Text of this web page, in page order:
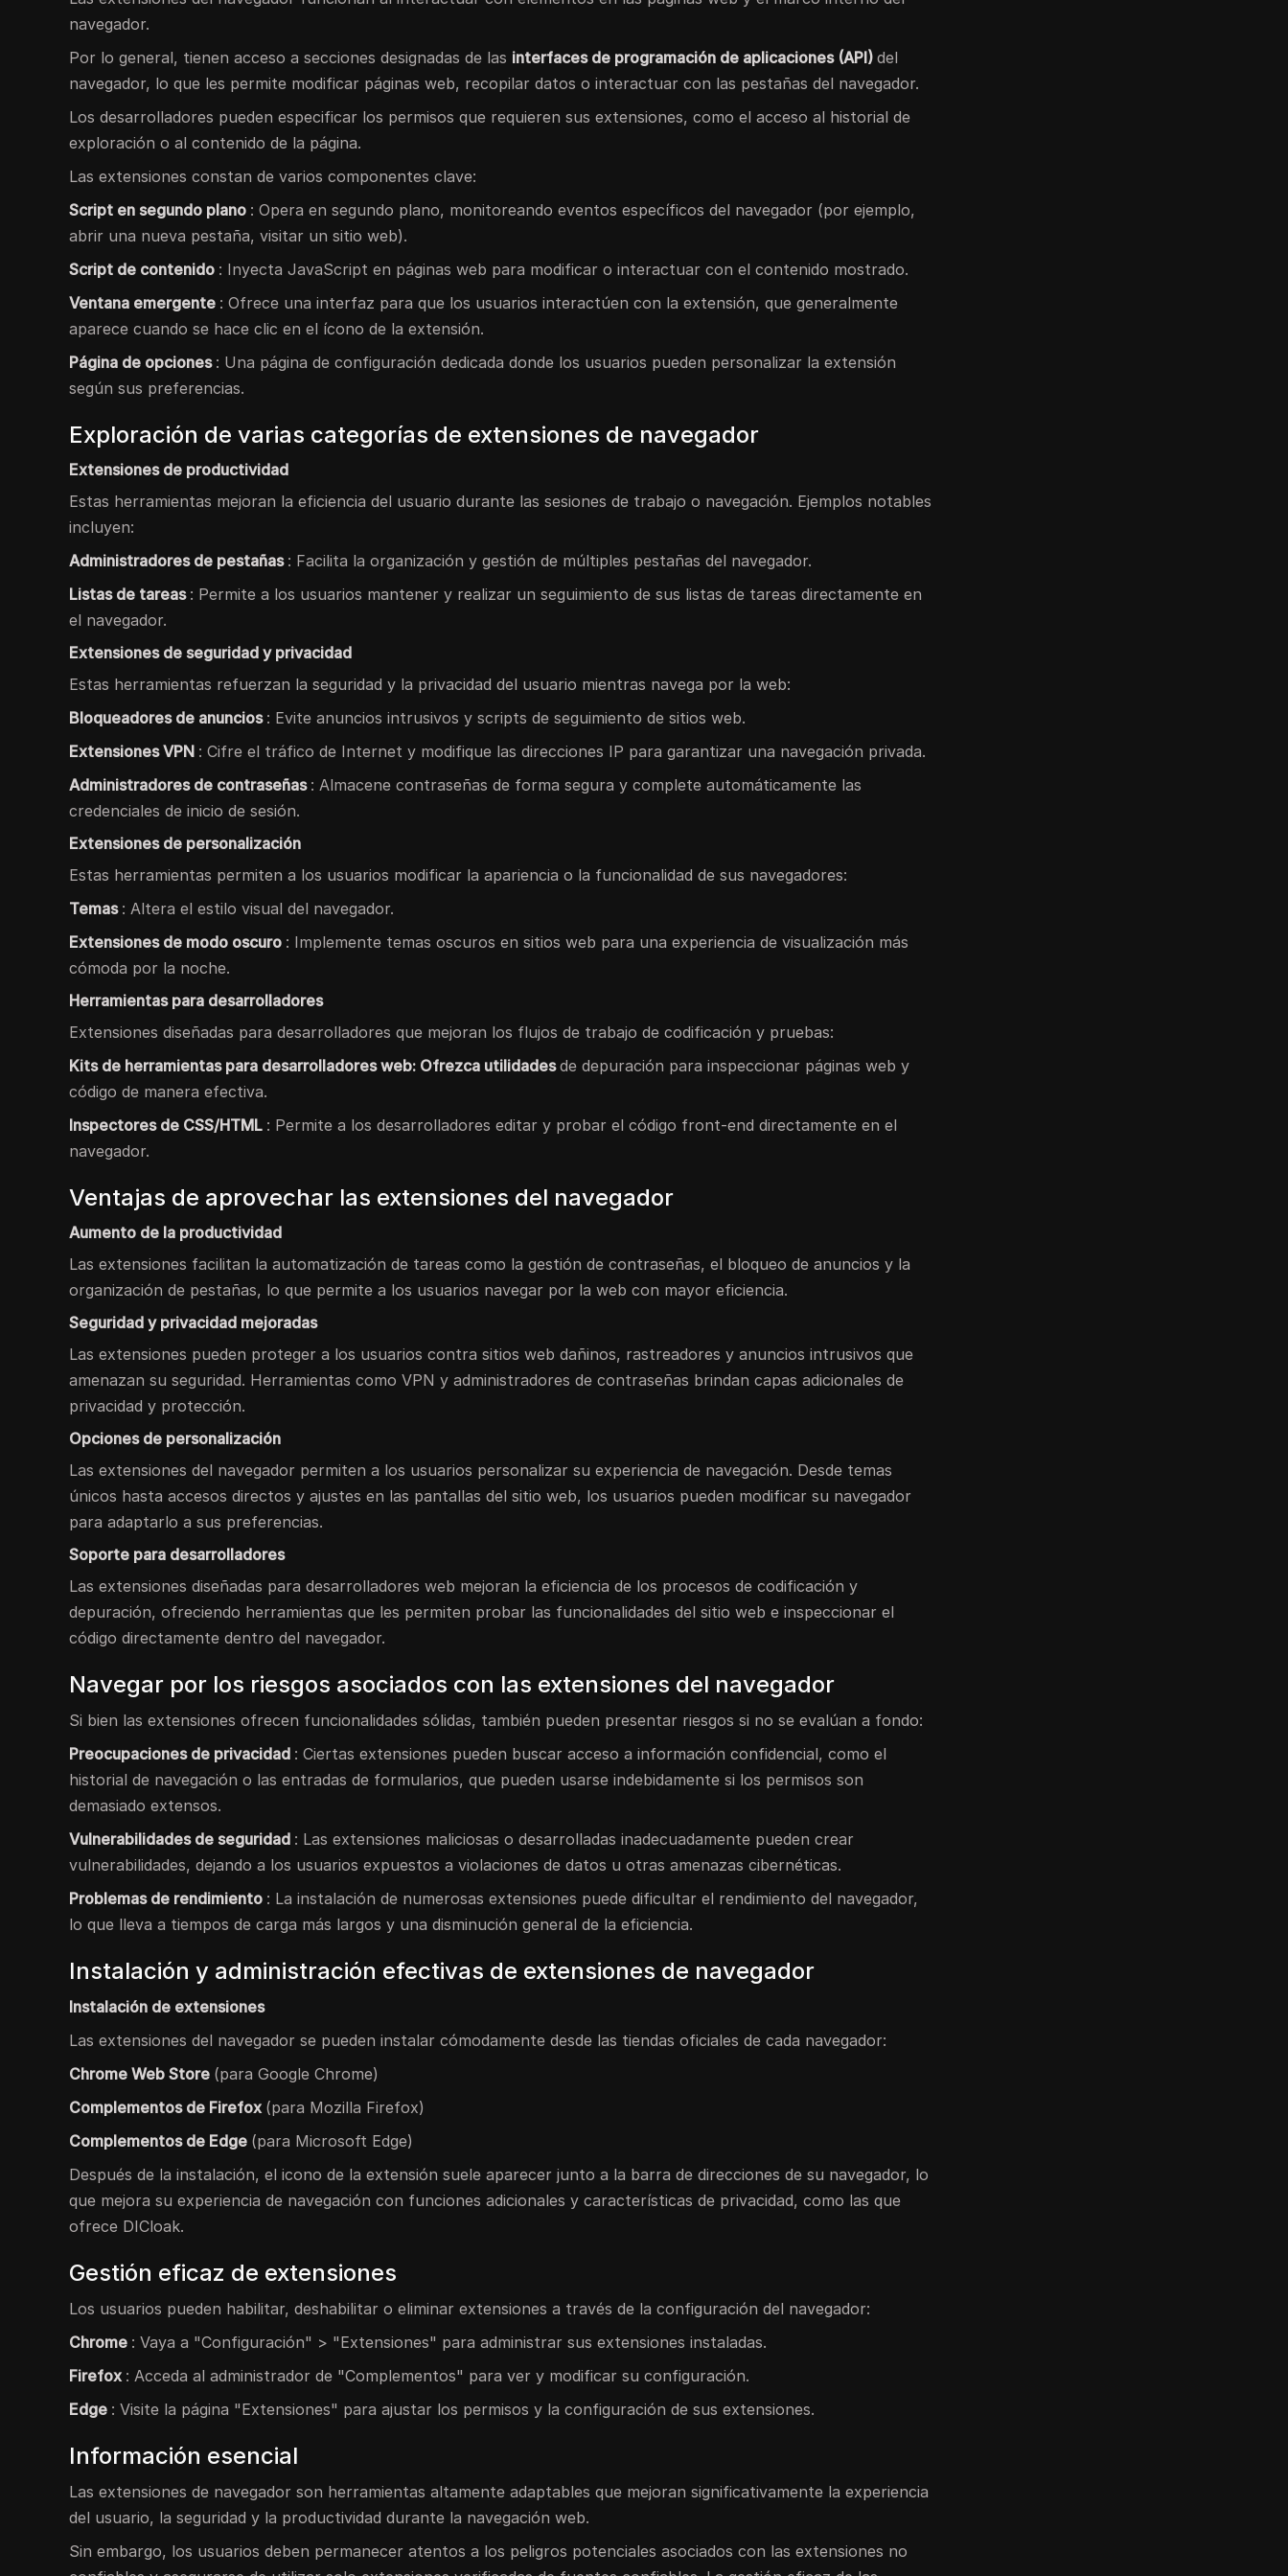
navegador.
Por lo general, tienen acceso a secciones designadas de las interfaces de programación de aplicaciones (API) del
navegador, lo que les permite modificar páginas web, recopilar datos o interactuar con las pestañas del navegador.
Los desarrolladores pueden especificar los permisos que requieren sus extensiones, como el acceso al historial de
exploración o al contenido de la página.
Las extensiones constan de varios componentes clave:
Script en segundo plano : Opera en segundo plano, monitoreando eventos específicos del navegador (por ejemplo,
abrir una nueva pestaña, visitar un sitio web).
Script de contenido : Inyecta JavaScript en páginas web para modificar o interactuar con el contenido mostrado.
Ventana emergente : Ofrece una interfaz para que los usuarios interactúen con la extensión, que generalmente
aparece cuando se hace clic en el ícono de la extensión.
Página de opciones : Una página de configuración dedicada donde los usuarios pueden personalizar la extensión
según sus preferencias.
Exploración de varias categorías de extensiones de navegador
Extensiones de productividad
Estas herramientas mejoran la eficiencia del usuario durante las sesiones de trabajo o navegación. Ejemplos notables
incluyen:
Administradores de pestañas : Facilita la organización y gestión de múltiples pestañas del navegador.
Listas de tareas : Permite a los usuarios mantener y realizar un seguimiento de sus listas de tareas directamente en
el navegador.
Extensiones de seguridad y privacidad
Estas herramientas refuerzan la seguridad y la privacidad del usuario mientras navega por la web:
Bloqueadores de anuncios : Evite anuncios intrusivos y scripts de seguimiento de sitios web.
Extensiones VPN : Cifre el tráfico de Internet y modifique las direcciones IP para garantizar una navegación privada.
Administradores de contraseñas : Almacene contraseñas de forma segura y complete automáticamente las
credenciales de inicio de sesión.
Extensiones de personalización
Estas herramientas permiten a los usuarios modificar la apariencia o la funcionalidad de sus navegadores:
Temas : Altera el estilo visual del navegador.
Extensiones de modo oscuro : Implemente temas oscuros en sitios web para una experiencia de visualización más
cómoda por la noche.
Herramientas para desarrolladores
Extensiones diseñadas para desarrolladores que mejoran los flujos de trabajo de codificación y pruebas:
Kits de herramientas para desarrolladores web: Ofrezca utilidadesde depuración para inspeccionar páginas web y
código de manera efectiva.
Inspectores de CSS/HTML : Permite a los desarrolladores editar y probar el código front-end directamente en el
navegador.
Ventajas de aprovechar las extensiones del navegador
Aumento de la productividad
Las extensiones facilitan la automatización de tareas como la gestión de contraseñas, el bloqueo de anuncios y la
organización de pestañas, lo que permite a los usuarios navegar por la web con mayor eficiencia.
Seguridad y privacidad mejoradas
Las extensiones pueden proteger a los usuarios contra sitios web dañinos, rastreadores y anuncios intrusivos que
amenazan su seguridad. Herramientas como VPN y administradores de contraseñas brindan capas adicionales de
privacidad y protección.
Opciones de personalización
Las extensiones del navegador permiten a los usuarios personalizar su experiencia de navegación. Desde temas
únicos hasta accesos directos y ajustes en las pantallas del sitio web, los usuarios pueden modificar su navegador
para adaptarlo a sus preferencias.
Soporte para desarrolladores
Las extensiones diseñadas para desarrolladores web mejoran la eficiencia de los procesos de codificación y
depuración, ofreciendo herramientas que les permiten probar las funcionalidades del sitio web e inspeccionar el
código directamente dentro del navegador.
Navegar por los riesgos asociados con las extensiones del navegador
Si bien las extensiones ofrecen funcionalidades sólidas, también pueden presentar riesgos si no se evalúan a fondo:
Preocupaciones de privacidad : Ciertas extensiones pueden buscar acceso a información confidencial, como el
historial de navegación o las entradas de formularios, que pueden usarse indebidamente si los permisos son
demasiado extensos.
Vulnerabilidades de seguridad : Las extensiones maliciosas o desarrolladas inadecuadamente pueden crear
vulnerabilidades, dejando a los usuarios expuestos a violaciones de datos u otras amenazas cibernéticas.
Problemas de rendimiento : La instalación de numerosas extensiones puede dificultar el rendimiento del navegador,
lo que lleva a tiempos de carga más largos y una disminución general de la eficiencia.
Instalación y administración efectivas de extensiones de navegador
Instalación de extensiones
Las extensiones del navegador se pueden instalar cómodamente desde las tiendas oficiales de cada navegador:
Chrome Web Store (para Google Chrome)
Complementos de Firefox (para Mozilla Firefox)
Complementos de Edge (para Microsoft Edge)
Después de la instalación, el icono de la extensión suele aparecer junto a la barra de direcciones de su navegador, lo
que mejora su experiencia de navegación con funciones adicionales y características de privacidad, como las que
ofrece DICloak.
Gestión eficaz de extensiones
Los usuarios pueden habilitar, deshabilitar o eliminar extensiones a través de la configuración del navegador:
Chrome : Vaya a "Configuración" > "Extensiones" para administrar sus extensiones instaladas.
Firefox : Acceda al administrador de "Complementos" para ver y modificar su configuración.
Edge : Visite la página "Extensiones" para ajustar los permisos y la configuración de sus extensiones.
Información esencial
Las extensiones de navegador son herramientas altamente adaptables que mejoran significativamente la experiencia
del usuario, la seguridad y la productividad durante la navegación web.
Sin embargo, los usuarios deben permanecer atentos a los peligros potenciales asociados con las extensiones no